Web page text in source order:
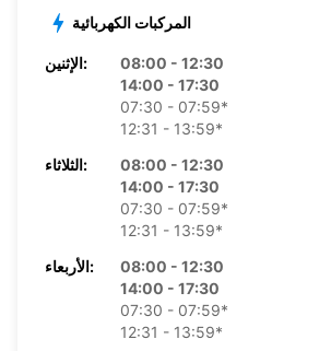
المركبات الكهربائية
الإثنين:
08:00 - 12:30
14:00 - 17:30
07:30 - 07:59*
12:31 - 13:59*
الثلاثاء:
08:00 - 12:30
14:00 - 17:30
07:30 - 07:59*
12:31 - 13:59*
الأربعاء:
08:00 - 12:30
14:00 - 17:30
07:30 - 07:59*
12:31 - 13:59*